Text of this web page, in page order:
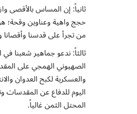
ثانياً: إن المساس بالأقصى
حجج واهية وعناوين وقحة؛
من تجرأ على قدسنا وأقصانا
الصهيوني الهمجي على
والعسكرية لكبح العدوان
اليوم للدفاع عن المقدسات
المحتل الثمن غالياً.